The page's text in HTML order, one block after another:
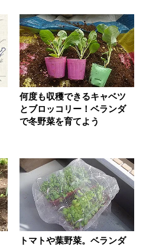
何度も収穫できるキャベツ
とブロッコリー！ベランダ
で冬野菜を育てよう
トマトや葉野菜。ベランダ